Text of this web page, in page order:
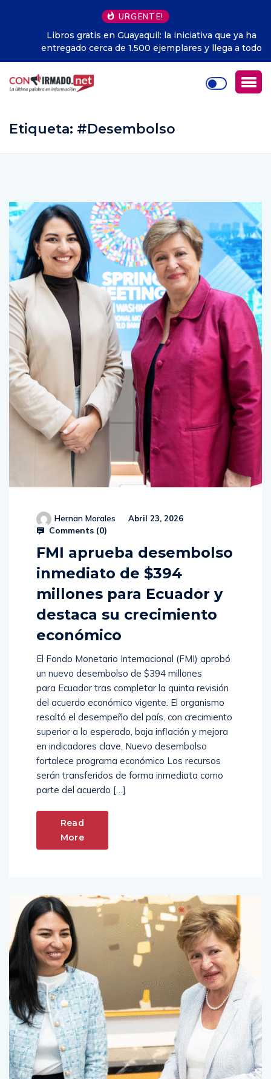
URGENTE!
Libros gratis en Guayaquil: la iniciativa que ya ha
entregado cerca de 1.500 ejemplares y llega a todo
Ecuador
Hernan Morales
FMI aprueba desembolso
inmediato de $394
millones para Ecuador y
destaca su crecimiento
El Fondo Monetario Internacional (FMI) aprobó
un nuevo desembolso de $394 millones
para Ecuador tras completar la quinta revisión
del acuerdo económico vigente. El organismo
resaltó el desempeño del país, con crecimiento
superior a lo esperado, baja inflación y mejora
en indicadores clave. Nuevo desembolso
fortalece programa económico Los recursos
serán transferidos de forma inmediata como
Read
More